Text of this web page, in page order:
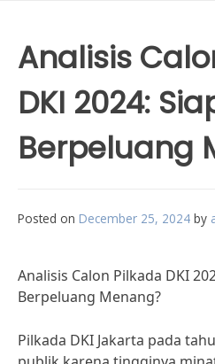
Analisis
DKI 2024:
Berpeluang
Posted on December 25, 2024 by
Analisis Calon Pilkada DKI
Berpeluang Menang?
Pilkada DKI Jakarta pada